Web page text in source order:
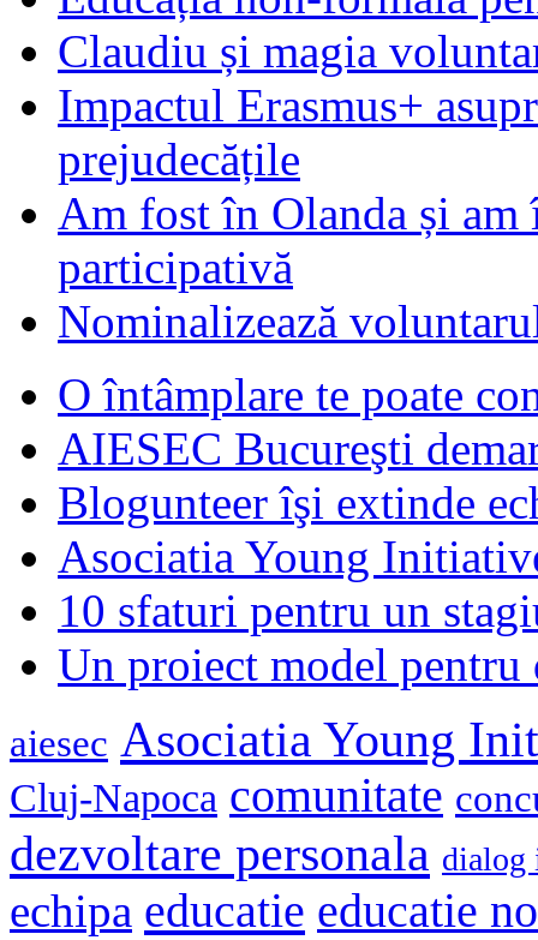
Claudiu și magia
Impactul Erasmus+
prejudecățile
Am fost în Olanda și am
participativă
Nominalizează
O întâmplare te poate
AIESEC Bucureşti
Blogunteer îşi extinde
Asociatia Young
10 sfaturi pentru un
Un proiect model
aiesec Asociatia Young
Cluj-Napoca comunitate
dezvoltare personala dialog
echipa educatie educatie